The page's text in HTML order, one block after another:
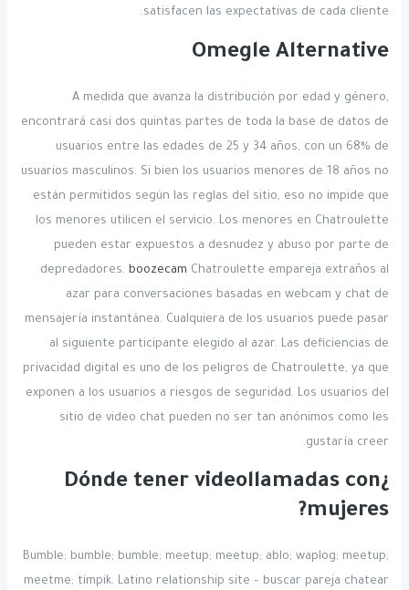
satisfacen las expectativas de cada cliente.
Omegle Alternative
A medida que avanza la distribución por edad y género,
encontrará casi dos quintas partes de toda la base de datos de
usuarios entre las edades de 25 y 34 años, con un 68% de
usuarios masculinos. Si bien los usuarios menores de 18 años no
están permitidos según las reglas del sitio, eso no impide que
los menores utilicen el servicio. Los menores en Chatroulette
pueden estar expuestos a desnudez y abuso por parte de
depredadores. boozecam Chatroulette empareja extraños al
azar para conversaciones basadas en webcam y chat de
mensajería instantánea. Cualquiera de los usuarios puede pasar
al siguiente participante elegido al azar. Las deficiencias de
privacidad digital es uno de los peligros de Chatroulette, ya que
exponen a los usuarios a riesgos de seguridad. Los usuarios del
sitio de video chat pueden no ser tan anónimos como les
gustaría creer.
¿Dónde tener videollamadas con
mujeres?
Bumble; bumble; bumble; meetup; meetup; ablo; waplog; meetup;
meetme; timpik. Latino relationship site – buscar pareja chatear